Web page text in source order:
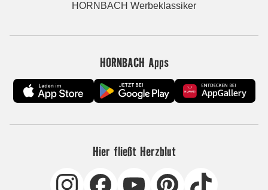
HORNBACH Werbeklassiker
HORNBACH Apps
Hier fließt Herzblut